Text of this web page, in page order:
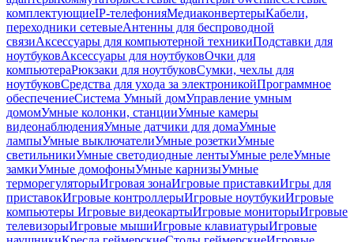
комплектующиеIP-телефонияМедиаконвертерыКабели,
переходники сетевыеАнтенны для беспроводной
связиАксессуары для компьютерной техникиПодставки для
ноутбуковАксессуары для ноутбуковОчки для
компьютераРюкзаки для ноутбуковСумки, чехлы для
ноутбуковСредства для ухода за электроникойПрограммное
обеспечениеСистема Умный домУправление умным
домомУмные колонки, станцииУмные камеры
видеонаблюденияУмные датчики для домаУмные
лампыУмные выключателиУмные розеткиУмные
светильникиУмные светодиодные лентыУмные релеУмные
замкиУмные домофоныУмные карнизыУмные
терморегуляторыИгровая зонаИгровые приставкиИгры для
приставокИгровые контроллерыИгровые ноутбукиИгровые
компьютеры Игровые видеокартыИгровые мониторыИгровые
телевизорыИгровые мышиИгровые клавиатурыИгровые